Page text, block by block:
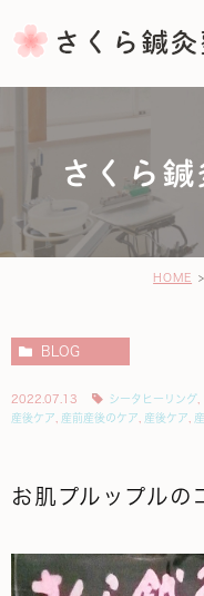
さくら
HOME
BLOG
2022.07.13 シータヒーリング
産後ケア
産前産後のケア 産後ケア
お肌プルップルの